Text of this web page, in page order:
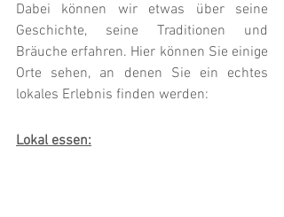
Dabei können wir etwas über seine
Geschichte, seine Traditionen und
Bräuche erfahren. Hier können Sie einige
Orte sehen, an denen Sie ein echtes
lokales Erlebnis finden werden:
Lokal essen: